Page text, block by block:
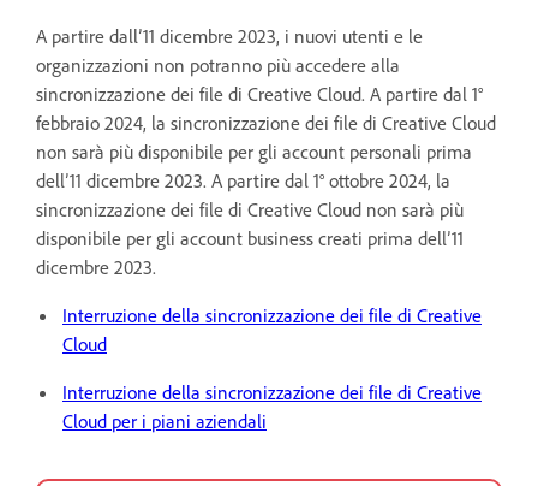
A partire dall’11 dicembre 2023, i nuovi utenti e le
organizzazioni non potranno più accedere alla
sincronizzazione dei file di Creative Cloud. A partire dal 1°
febbraio 2024, la sincronizzazione dei file di Creative Cloud
non sarà più disponibile per gli account personali prima
dell’11 dicembre 2023. A partire dal 1° ottobre 2024, la
sincronizzazione dei file di Creative Cloud non sarà più
disponibile per gli account business creati prima dell’11
dicembre 2023.
Interruzione della sincronizzazione dei file di Creative
Cloud
Interruzione della sincronizzazione dei file di Creative
Cloud per i piani aziendali